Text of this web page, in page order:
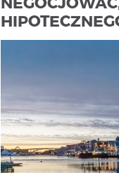
TELECOM
ENERGIA
SPECJALIŚCI